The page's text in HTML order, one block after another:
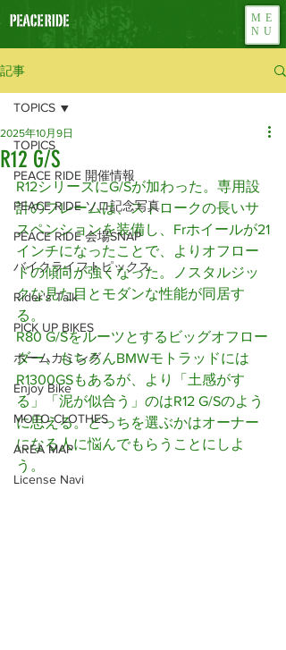
ME
NU
記事
TOPICS
PEACE RIDE 開催情報
PEACE RIDE ソロ記念写真
PEACE RIDE 会場SNAP
バイクライフトピックス
Rider's Talk
PICK UP BIKES
ホームカミング
Enjoy Bike
MOTO CLOTHES
AREA MAP
License Navi
TOPICS
R12 G/S
2025年10月9日
R12シリーズにG/Sが加わった。専用設
計のフレームは、ストロークの長いサ
スペンションを装備し、Frホイールが21
インチになったことで、よりオフロー
ドの傾向が強くなった。ノスタルジッ
クな見た目とモダンな性能が同居す
る。
R80 G/Sをルーツとするビッグオフロー
ダー、もちろんBMWモトラッドには
R1300GSもあるが、より「土感がす
る」「泥が似合う」のはR12 G/Sのよう
に思える。どっちを選ぶかはオーナー
になる人に悩んでもらうことにしよ
う。